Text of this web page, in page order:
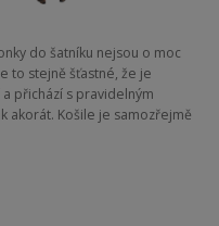
do šatníku nejsou o moc
to stejně šťastné, že je
přichází s pravidelným
akorát. Košile je samozřejmě